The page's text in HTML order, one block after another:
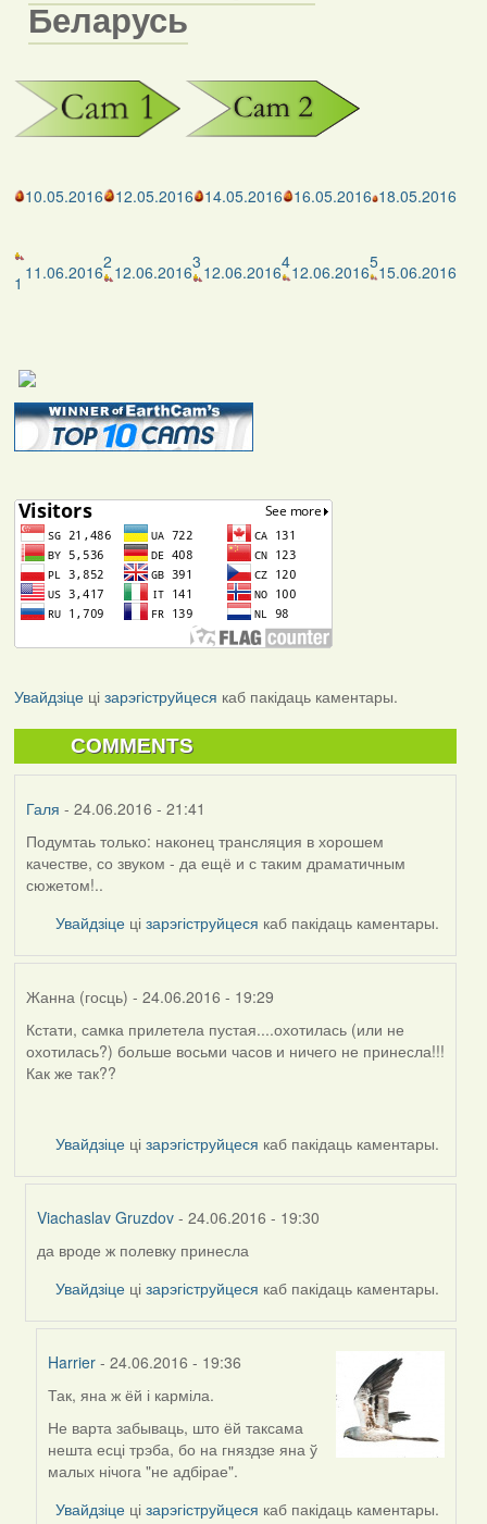
Беларусь
10.05.2016 12.05.2016 14.05.2016 16.05.2016 18.05.2016
1 11.06.20162 12.06.20163 12.06.2016412.06.2016515.06.2016
Увайдзіцеці зарэгіструйцеся каб пакідаць каментары.
COMMENTS
Галя - 24.06.2016 - 21:41
Подумтаь только: наконец трансляция в хорошем
качестве, со звуком - да ещё и с таким драматичным
сюжетом!..
Увайдзіце цізарэгіструйцеся каб пакідаць каментары.
Жанна (госць) - 24.06.2016 - 19:29
Кстати, самка прилетела пустая....охотилась (или не
охотилась?) больше восьми часов и ничего не принесла!!!
Как же так??
Увайдзіце цізарэгіструйцеся каб пакідаць каментары.
Viachaslav Gruzdov - 24.06.2016 - 19:30
In
reply
by
(госць)
да вроде ж полевку принесла
Увайдзіце цізарэгіструйцеся каб пакідаць каментары.
Harrier - 24.06.2016 - 19:36
In
reply
to
by
Gruzdov
Так, яна ж ёй і карміла.
Не варта забываць, што ёй таксама
нешта есці трэба, бо на гняздзе яна ў
малых нічога "не адбірае".
Увайдзіце цізарэгіструйцеся каб пакідаць каментары.